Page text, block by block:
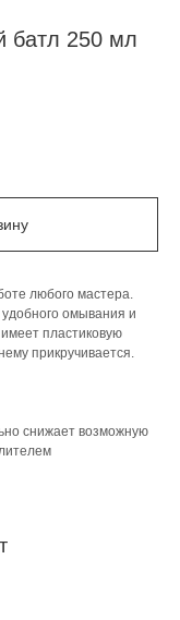
батл 250 мл
любого мастера.
омывания и
пластиковую
прикручивается.
снижает возможную